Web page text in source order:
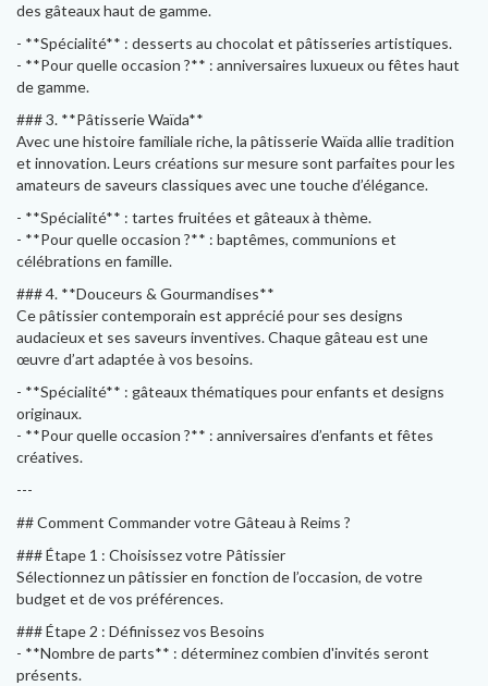
des gâteaux haut de gamme.
- **Spécialité** : desserts au chocolat et pâtisseries artistiques.
- **Pour quelle occasion ?** : anniversaires luxueux ou fêtes haut
de gamme.
### 3. **Pâtisserie Waïda**
Avec une histoire familiale riche, la pâtisserie Waïda allie tradition
et innovation. Leurs créations sur mesure sont parfaites pour les
amateurs de saveurs classiques avec une touche d’élégance.
- **Spécialité** : tartes fruitées et gâteaux à thème.
- **Pour quelle occasion ?** : baptêmes, communions et
célébrations en famille.
### 4. **Douceurs & Gourmandises**
Ce pâtissier contemporain est apprécié pour ses designs
audacieux et ses saveurs inventives. Chaque gâteau est une
œuvre d’art adaptée à vos besoins.
- **Spécialité** : gâteaux thématiques pour enfants et designs
originaux.
- **Pour quelle occasion ?** : anniversaires d’enfants et fêtes
créatives.
---
## Comment Commander votre Gâteau à Reims ?
### Étape 1 : Choisissez votre Pâtissier
Sélectionnez un pâtissier en fonction de l’occasion, de votre
budget et de vos préférences.
### Étape 2 : Définissez vos Besoins
- **Nombre de parts** : déterminez combien d'invités seront
présents.